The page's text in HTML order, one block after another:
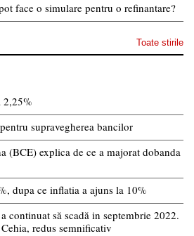
face o simulare pentru o refinantare?
Toate stirile
2,25%
supravegherea bancilor
(BCE) explica de ce a majorat dobanda
dupa ce inflatia a ajuns la 10%
continuat să scadă in septembrie 2022.
redus semnificativ